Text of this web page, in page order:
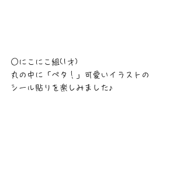
○にこにこ組(1才)
丸の中に「ペタ！」可愛いイラストの
シール貼りを楽しみました♪